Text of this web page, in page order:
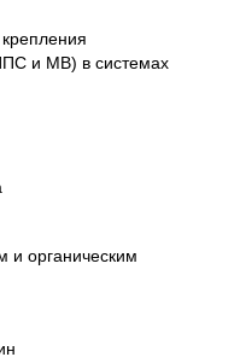
и МВ) в системах
и органическим